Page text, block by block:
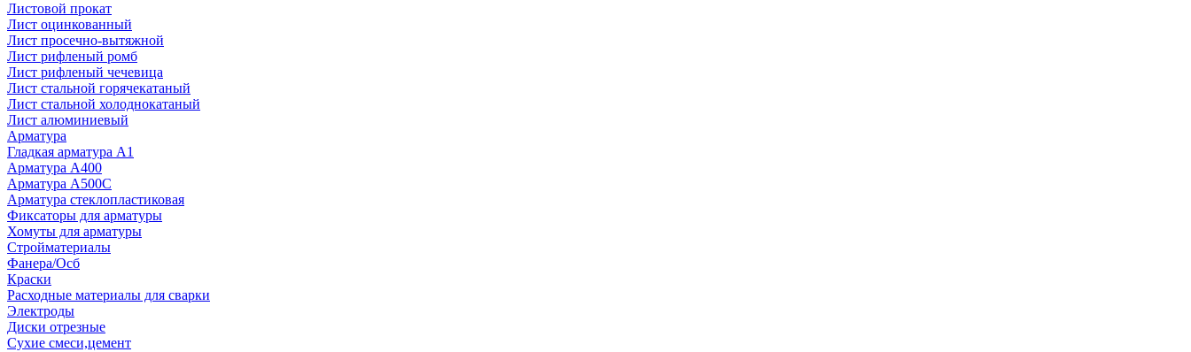
Листовой прокат
Лист оцинкованный
Лист просечно-вытяжной
Лист рифленый ромб
Лист рифленый чечевица
Лист стальной горячекатаный
Лист стальной холоднокатаный
Лист алюминиевый
Арматура
Гладкая арматура А1
Арматура А400
Арматура A500C
Арматура стеклопластиковая
Фиксаторы для арматуры
Хомуты для арматуры
Стройматериалы
Фанера/Осб
Краски
Расходные материалы для сварки
Электроды
Диски отрезные
Сухие смеси,цемент